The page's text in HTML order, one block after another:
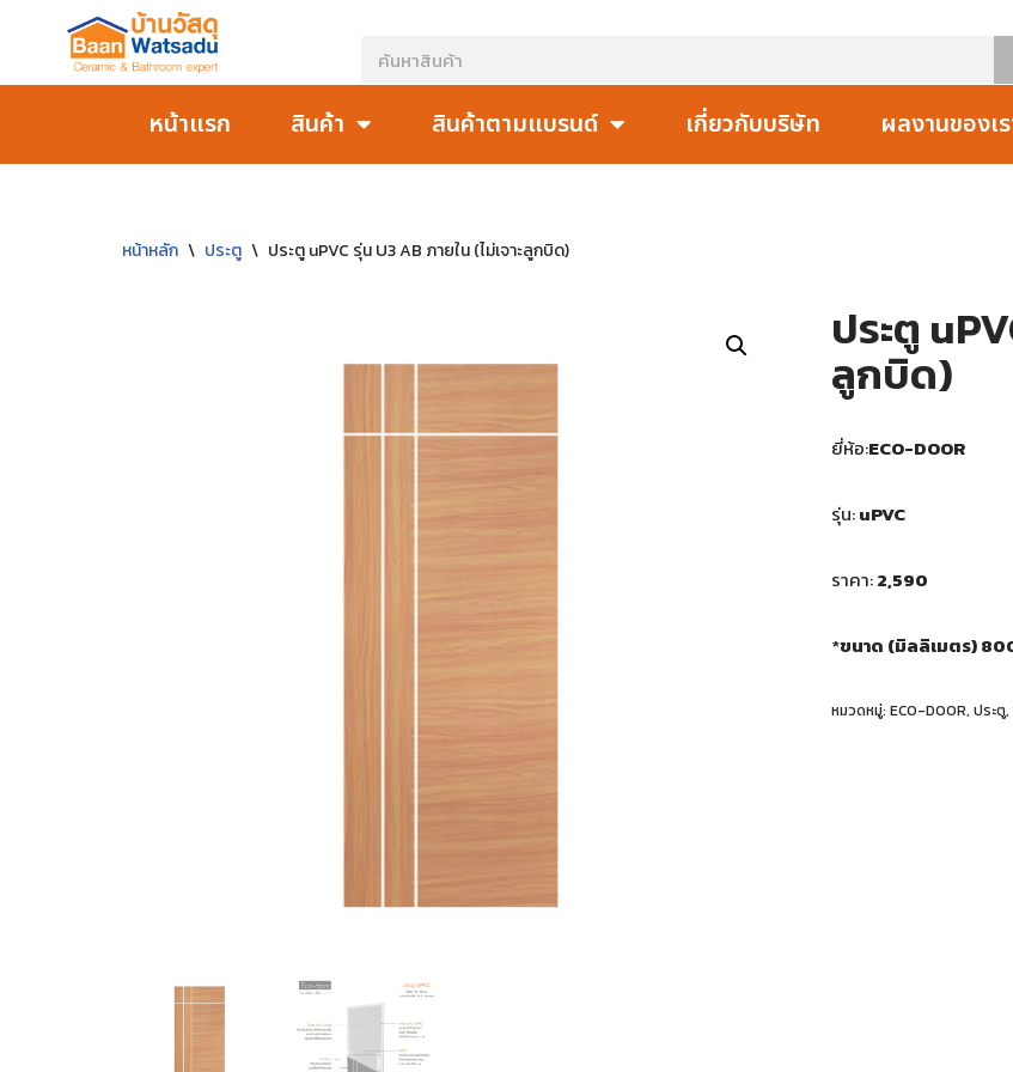
หน้าแรก สินค้า สินค้าตามแบรนด์ เกี่ยวกับบริษัท ผลงานของเ
หน้าหลัก \ ประตู \ ประตู uPVC รุ่น U3 AB ภายใน (ไม่เจาะลูกบิด)
ประตู
ลูกบิด)
ยี่ห้อ:ECO-DOOR
รุ่น:uPVC
ราคา:2,590
*ขนาด (มิลลิเมตร)
หมวดหมู่: ECO-DOOR, ประตู,